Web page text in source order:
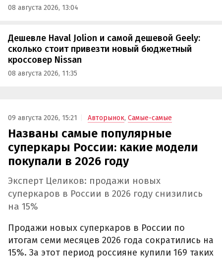
08 августа 2026, 13:04
Дешевле Haval Jolion и самой дешевой Geely:
сколько стоит привезти новый бюджетный
кроссовер Nissan
08 августа 2026, 11:35
09 августа 2026, 15:21 Авторынок, Самые-самые
Названы самые популярные
суперкары России: какие модели
покупали в 2026 году
Эксперт Целиков: продажи новых
суперкаров в России в 2026 году снизились
на 15%
Продажи новых суперкаров в России по
итогам семи месяцев 2026 года сократились на
15%. За этот период россияне купили 169 таких